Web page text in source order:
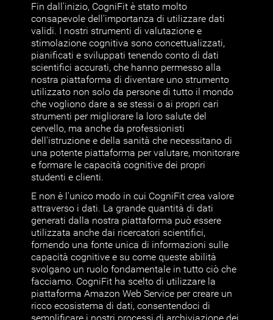
Fin dall'inizio, CogniFit è stato molto
consapevole dell'importanza di utilizzare dati
validi. I nostri strumenti di valutazione e
stimolazione cognitiva sono concettualizzati,
pianificati e sviluppati tenendo conto di dati
scientifici accurati, che hanno permesso alla
nostra piattaforma di diventare uno strumento
utilizzato non solo da persone di tutto il mondo
che vogliono dare a se stessi o ai propri cari
strumenti per migliorare la loro salute del
cervello, ma anche da professionisti
dell'istruzione e della sanità che necessitano di
una potente piattaforma per valutare, monitorare
e formare le capacità cognitive dei propri
studenti e clienti.
E non è l'unico modo in cui CogniFit crea valore
attraverso i dati. La grande quantità di dati
generati dalla nostra piattaforma può essere
utilizzata anche dai ricercatori scientifici,
fornendo una fonte unica di informazioni sulle
capacità cognitive e su come queste abilità
svolgano un ruolo fondamentale in tutto ciò che
facciamo. CogniFit ha scelto di utilizzare la
piattaforma Amazon Web Service per creare un
ricco ecosistema di dati, consentendoci di